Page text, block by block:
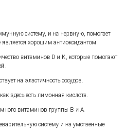
систему, и на нервную, помогает
хорошим антиоксидантом.
витаминов D и K, которые помогают
на эластичность сосудов.
здесь есть лимонная кислота.
витаминов группы В и А.
систему и на умственные